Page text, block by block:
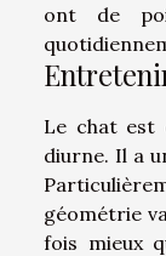
ont de
Le chat est
diurne. Il a
géométrie
fois mieux